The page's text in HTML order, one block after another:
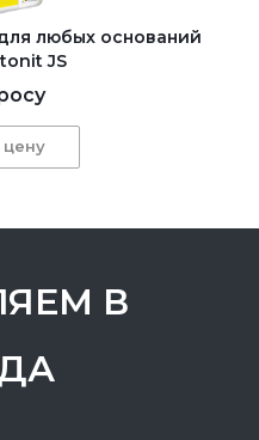
любых оснований
JS
цену
В